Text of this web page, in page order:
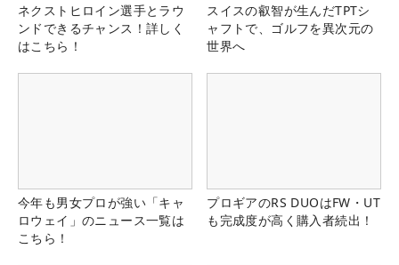
ネクストヒロイン選手とラウ
ンドできるチャンス！詳しく
はこちら！
スイスの叡智が生んだTPTシ
ャフトで、ゴルフを異次元の
世界へ
今年も男女プロが強い「キャ
ロウェイ」のニュース一覧は
こちら！
プロギアのRS DUOはFW・UT
も完成度が高く購入者続出！